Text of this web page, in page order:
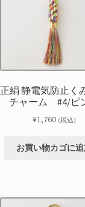
正絹 静電気防止く
チャーム #4/ピ
¥1,760 (税込)
お買い物カゴに